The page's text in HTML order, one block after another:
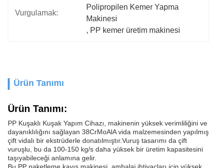
Vurgulamak:
Polipropilen Kemer Yapma
Makinesi
, PP kemer üretim makinesi
Ürün Tanımı
Ürün Tanımı:
PP Kuşaklı Kuşak Yapım Cihazı, makinenin yüksek verimliliğini ve
dayanıklılığını sağlayan 38CrMoAlA vida malzemesinden yapılmış
çift vidalı bir ekstrüderle donatılmıştır.Vuruş tasarımı da çift
vuruşlu, bu da 100-150 kg/s daha yüksek bir üretim kapasitesini
taşıyabileceği anlamına gelir.